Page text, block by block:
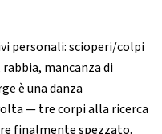
personali: scioperi/colpi
mancanza di
è una danza
— tre corpi alla ricerca
finalmente spezzato.